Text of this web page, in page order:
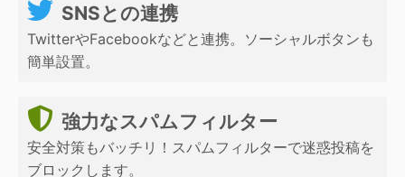
SNSとの連携
TwitterやFacebookなどと連携。ソーシャルボタンも
簡単設置。
強力なスパムフィルター
安全対策もバッチリ！スパムフィルターで迷惑投稿を
ブロックします。